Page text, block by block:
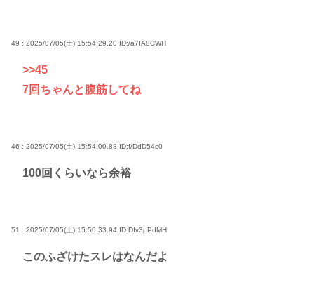
49 : 2025/07/05(土) 15:54:29.20 ID:/a7IA8CWH
>>45
7回ちゃんと腹筋してね
46 : 2025/07/05(土) 15:54:00.88 ID:f/DdD54c0
100回くらいなら余裕
51 : 2025/07/05(土) 15:56:33.94 ID:DIv3pPdMH
このふざけたスレはなんだよ